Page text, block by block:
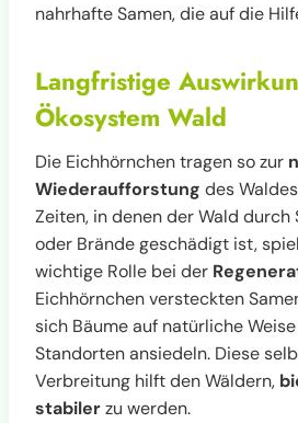
nahrhafte Samen, die auf die
Langfristige
Ökosystem Wald
Die Eichhörnchen tragen so zur
Wiederaufforstung des
Zeiten, in denen der Wald durch
oder Brände geschädigt ist,
wichtige Rolle bei der
Eichhörnchen versteckten
sich Bäume auf natürliche
Standorten ansiedeln. Diese
Verbreitung hilft den Wäldern,
stabilerzu werden.